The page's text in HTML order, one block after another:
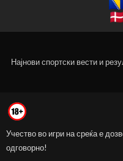
Најнови спортски вести и
Учество во игри на среќа е
одговорно!